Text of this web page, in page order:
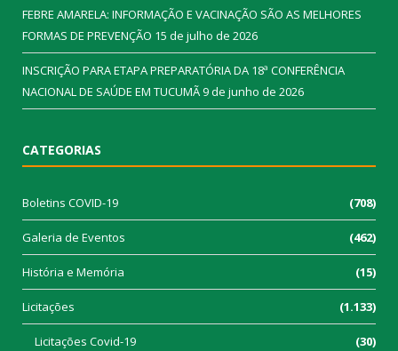
FEBRE AMARELA: INFORMAÇÃO E VACINAÇÃO SÃO AS MELHORES
FORMAS DE PREVENÇÃO 15 de julho de 2026
INSCRIÇÃO PARA ETAPA PREPARATÓRIA DA 18ª CONFERÊNCIA
NACIONAL DE SAÚDE EM TUCUMÃ9 de junho de 2026
CATEGORIAS
Boletins COVID-19 (708)
Galeria de Eventos (462)
História e Memória (15)
Licitações (1.133)
Licitações Covid-19 (30)